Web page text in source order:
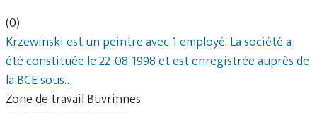
(0)
Krzewinski est un peintre avec 1 employé. La société a
été constituée le 22-08-1998 et est enregistrée auprès de
la BCE sous…
Zone de travail Buvrinnes